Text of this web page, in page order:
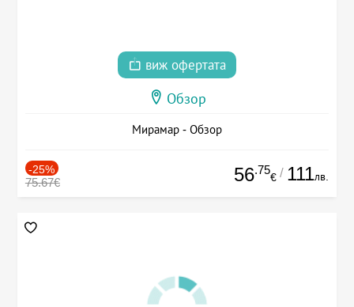
виж офертата
Обзор
Мирамар - Обзор
-25%
75.67€ 56.75
€ / 111лв.